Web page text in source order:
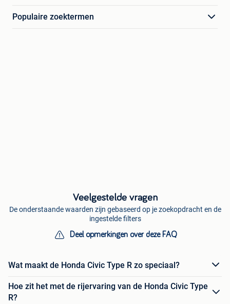
Populaire zoektermen
Veelgestelde vragen
De onderstaande waarden zijn gebaseerd op je zoekopdracht en de
ingestelde filters
Deel opmerkingen over deze FAQ
Wat maakt de Honda Civic Type R zo speciaal?
Hoe zit het met de rijervaring van de Honda Civic Type
R?